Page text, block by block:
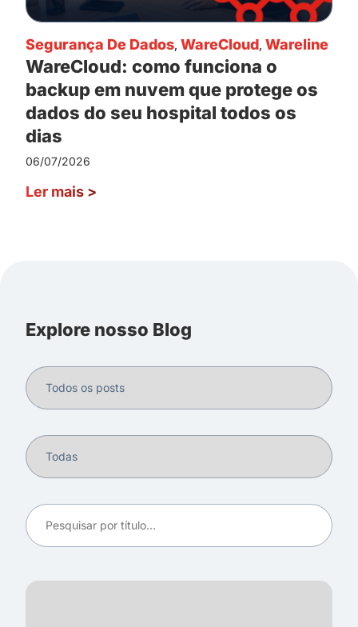
Segurança De Dados, WareCloud, Wareline
WareCloud: como funciona o
backup em nuvem que protege os
dados do seu hospital todos os
dias
06/07/2026
Ler mais >
Explore nosso Blog